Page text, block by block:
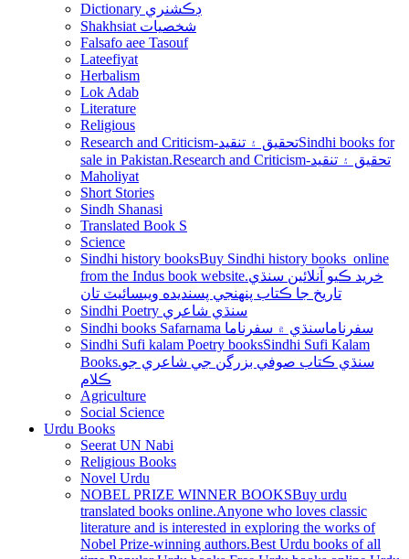
Dictionary ڊڪشنري
Shakhsiat شخصيات
Falsafo aee Tasouf
Lateefiyat
Herbalism
Lok Adab
Literature
Religious
Research and Criticism-تحقيق ۽ تنقيدSindhi books for
sale in Pakistan.Research and Criticism-تحقيق ۽ تنقيد
Maholiyat
Short Stories
Sindh Shanasi
Translated Book S
Science
Sindhi history booksBuy Sindhi history books online
from the Indus book website.خريد ڪيو آنلائين سنڌي
تاريخ جا ڪتاب پنھنجي پسنديده ويبسائيٽ تان
Sindhi Poetry سنڌي شاعري
Sindhi books Safarnama سفرناماسنڌي ۾ سفرناما
Sindhi Sufi kalam Poetry booksSindhi Sufi Kalam
Books.سنڌي ڪتاب صوفي بزرگن جي شاعري جو
ڪلام
Agriculture
Social Science
Urdu Books
Seerat UN Nabi
Religious Books
Novel Urdu
NOBEL PRIZE WINNER BOOKSBuy urdu
translated books online.Anyone who loves classic
literature and is interested in exploring the works of
Nobel Prize-winning authors.Best Urdu books of all